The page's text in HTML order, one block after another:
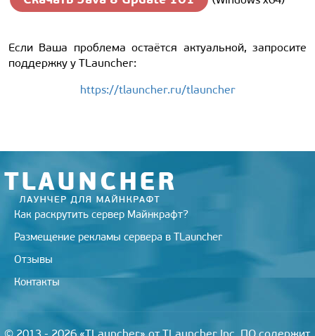
Если Ваша проблема остаётся актуальной, запросите
поддержку у TLauncher:
https://tlauncher.ru/tlauncher
Как раскрутить сервер Майнкрафт?
Размещение рекламы сервера в TLauncher
Отзывы
Контакты